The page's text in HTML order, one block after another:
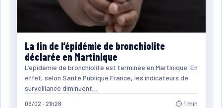
La fin de l’épidémie de bronchiolite
déclarée en Martinique
L’épidémie de bronchiolite est terminée en Martinique. En
effet, selon Santé Publique France, les indicateurs de
surveillance diminuent…
09/02 · 21h28 ⏱ 1 min